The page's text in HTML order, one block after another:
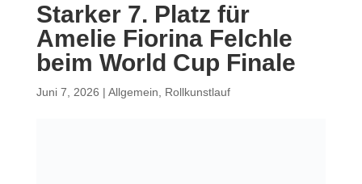
Starker 7. Platz für
Amelie Fiorina Felchle
beim World Cup Finale
Juni 7, 2026 | Allgemein Rollkunstlauf